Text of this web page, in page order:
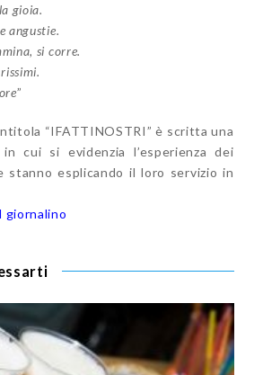
gioia.
angustie.
si corre.
”
“IFATTINOSTRI” è scritta una
cui si evidenzia l’esperienza dei
stanno esplicando il loro servizio in
giornalino